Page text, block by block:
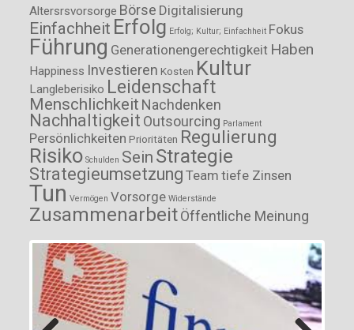
Altersrsvorsorge Börse Digitalisierung
Einfachheit Erfolg Erfolg; Kultur; Einfachheit Fokus
Führung Generationengerechtigkeit Haben
Happiness Investieren Kosten Kultur
Langleberisiko Leidenschaft
Menschlichkeit Nachdenken
Nachhaltigkeit Outsourcing Parlament
Persönlichkeiten Prioritäten Regulierung
Risiko Schulden Sein Strategie
Strategieumsetzung Team tiefe Zinsen
Tun Vermögen Vorsorge Widerstände
ZusammenarbeitÖffentliche Meinung